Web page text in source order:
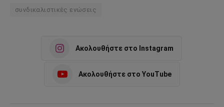
συνδικαλιστικές ενώσεις
Ακολουθήστε στο Instagram
Ακολουθήστε στο YouTube